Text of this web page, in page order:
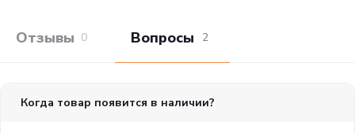
Отзывы покупателей
0 Вопросы и
2
Когда товар появится в наличии?